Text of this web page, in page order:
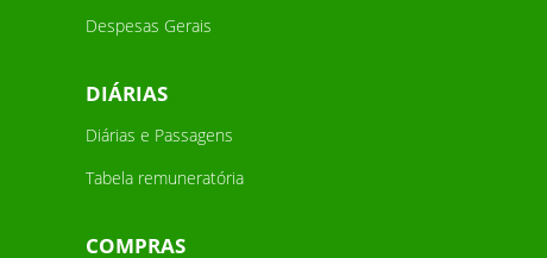
Despesas Gerais
DIÁRIAS
Diárias e Passagens
Tabela remuneratória
COMPRAS